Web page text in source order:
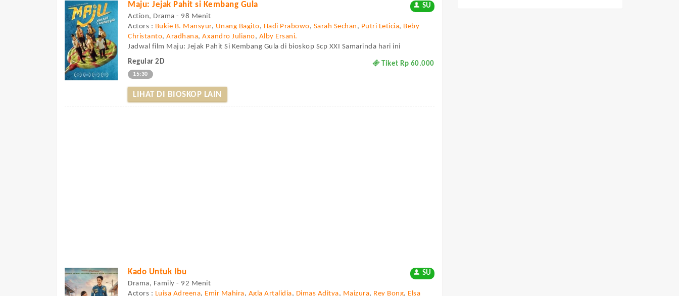
Maju: Jejak Pahit si Kembang Gula
SU
Action, Drama - 98 Menit
Actors : Bukie B. Mansyur, Unang Bagito, Hadi Prabowo, Sarah Sechan , Putri Leticia, Beby
Christanto,Aradhana,Axandro Juliano, Alby Ersani.
Jadwal film Maju: Jejak Pahit Si Kembang Gula di bioskop Scp XXI Samarinda hari ini
Regular 2D
Tiket Rp 60.000
15:30
LIHAT DI BIOSKOP LAIN
Kado Untuk Ibu
SU
Drama, Family - 92 Menit
Actors : Luisa Adreena, Emir Mahira, Agla Artalidia, Dimas Aditya, Maizura, Rey Bong, Elsa